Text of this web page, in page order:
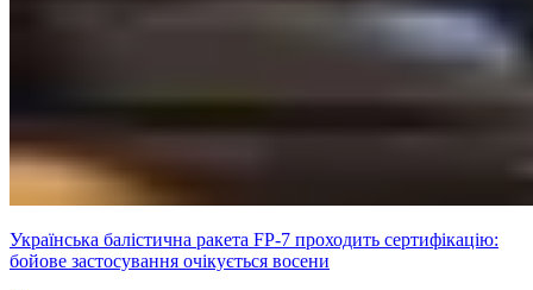
Українська балістична ракета FP-7 проходить сертифікацію:
бойове застосування очікується восени